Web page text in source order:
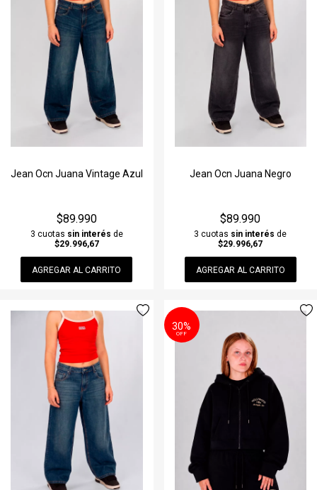
Jean Ocn Juana Vintage Azul
$89.990
3 cuotas sin interés de
$29.996,67
AGREGAR AL CARRITO
Jean Ocn Juana Negro
$89.990
3 cuotas sin interés de
$29.996,67
AGREGAR AL CARRITO
30%
OFF